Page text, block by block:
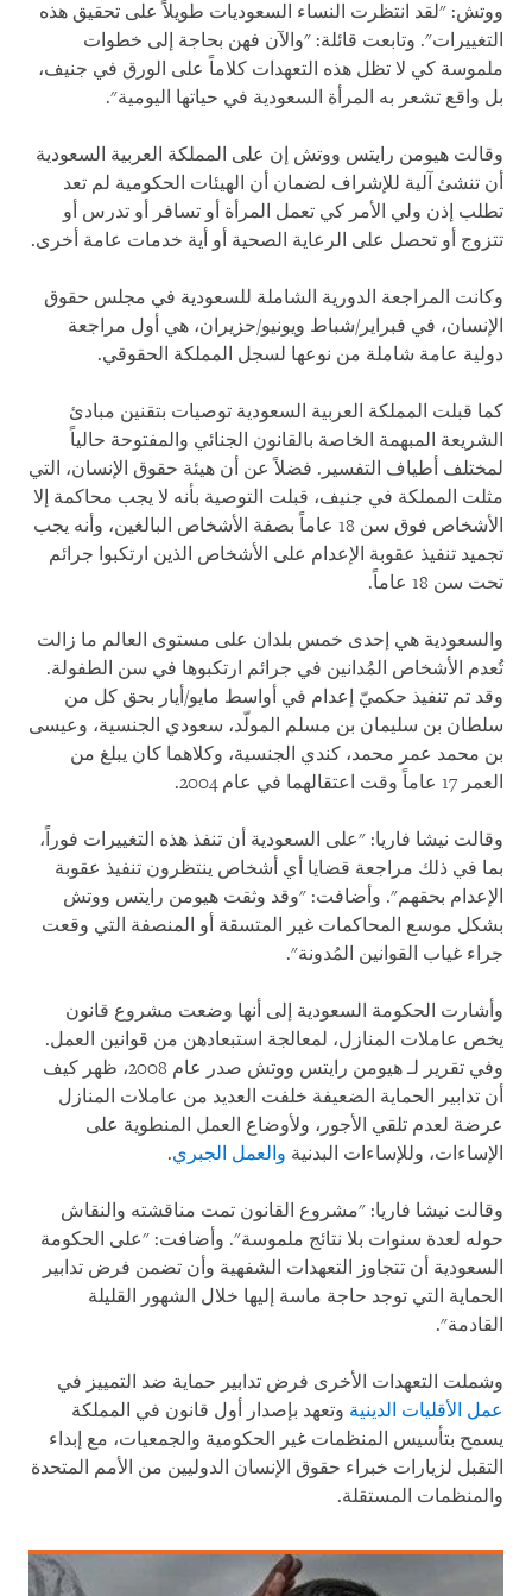
ووتش: "لقد انتظرت النساء السعوديات طويلاً على تحقيق هذه
التغييرات". وتابعت قائلة: "والآن فهن بحاجة إلى خطوات
ملموسة كي لا تظل هذه التعهدات كلاماً على الورق في جنيف،
بل واقع تشعر به المرأة السعودية في حياتها اليومية".
وقالت هيومن رايتس ووتش إن على المملكة العربية السعودية
أن تنشئ آلية للإشراف لضمان أن الهيئات الحكومية لم تعد
تطلب إذن ولي الأمر كي تعمل المرأة أو تسافر أو تدرس أو
تتزوج أو تحصل على الرعاية الصحية أو أية خدمات عامة أخرى.
وكانت المراجعة الدورية الشاملة للسعودية في مجلس حقوق
الإنسان، في فبراير/شباط ويونيو/حزيران، هي أول مراجعة
دولية عامة شاملة من نوعها لسجل المملكة الحقوقي.
كما قبلت المملكة العربية السعودية توصيات بتقنين مبادئ
الشريعة المبهمة الخاصة بالقانون الجنائي والمفتوحة حالياً
لمختلف أطياف التفسير. فضلاً عن أن هيئة حقوق الإنسان، التي
مثلت المملكة في جنيف، قبلت التوصية بأنه لا يجب محاكمة إلا
الأشخاص فوق سن 18 عاماً بصفة الأشخاص البالغين، وأنه يجب
تجميد تنفيذ عقوبة الإعدام على الأشخاص الذين ارتكبوا جرائم
تحت سن 18 عاماً.
والسعودية هي إحدى خمس بلدان على مستوى العالم ما زالت
تُعدم الأشخاص المُدانين في جرائم ارتكبوها في سن الطفولة.
وقد تم تنفيذ حكميّ إعدام في أواسط مايو/أيار بحق كل من
سلطان بن سليمان بن مسلم المولّد، سعودي الجنسية، وعيسى
بن محمد عمر محمد، كندي الجنسية، وكلاهما كان يبلغ من
العمر 17 عاماً وقت اعتقالهما في عام 2004.
وقالت نيشا فاريا: "على السعودية أن تنفذ هذه التغييرات فوراً،
بما في ذلك مراجعة قضايا أي أشخاص ينتظرون تنفيذ عقوبة
الإعدام بحقهم". وأضافت: "وقد وثقت هيومن رايتس ووتش
بشكل موسع المحاكمات غير المتسقة أو المنصفة التي وقعت
جراء غياب القوانين المُدونة".
وأشارت الحكومة السعودية إلى أنها وضعت مشروع قانون
يخص عاملات المنازل، لمعالجة استبعادهن من قوانين العمل.
وفي تقرير لـ هيومن رايتس ووتش صدر عام 2008، ظهر كيف
أن تدابير الحماية الضعيفة خلفت العديد من عاملات المنازل
عرضة لعدم تلقي الأجور، ولأوضاع العمل المنطوية على
الإساءات، وللإساءات البدنية والعمل الجبري.
وقالت نيشا فاريا: "مشروع القانون تمت مناقشته والنقاش
حوله لعدة سنوات بلا نتائج ملموسة". وأضافت: "على الحكومة
السعودية أن تتجاوز التعهدات الشفهية وأن تضمن فرض تدابير
الحماية التي توجد حاجة ماسة إليها خلال الشهور القليلة
القادمة".
وشملت التعهدات الأخرى فرض تدابير حماية ضد التمييز في
عمل الأقليات الدينية وتعهد بإصدار أول قانون في المملكة
يسمح بتأسيس المنظمات غير الحكومية والجمعيات، مع إبداء
التقبل لزيارات خبراء حقوق الإنسان الدوليين من الأمم المتحدة
والمنظمات المستقلة.